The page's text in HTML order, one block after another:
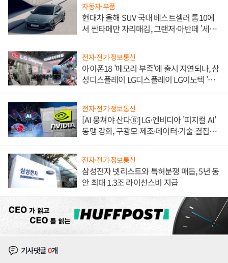
자동차·부품
현대차 올해 SUV 국내 베스트셀러 톱10에
서 싼타페만 자리매김, 그랜저·아반떼 '세단
전자·전기·정보통신
아이폰18 '메모리 부족'에 출시 지연되나, 삼
성디스플레이 LG디스플레이 LG이노텍 '탈
전자·전기·정보통신
[AI 뭉쳐야 산다⑧] LG·엔비디아 '피지컬 AI'
동맹 강화, 구광모 제조·데이터·기술 결집
전자·전기·정보통신
삼성전자 넷리스트와 특허분쟁 매듭, 5년 동
안 최대 1.3조 라이선스비 지급
기사댓글0개